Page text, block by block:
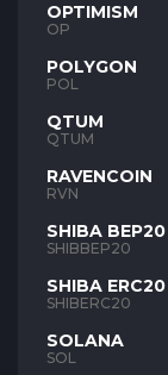
OPTIMISM
OP
POLYGON
POL
QTUM
QTUM
RAVENCOIN
RVN
SHIBA BEP20
SHIBBEP20
SHIBA ERC20
SHIBERC20
SOLANA
SOL